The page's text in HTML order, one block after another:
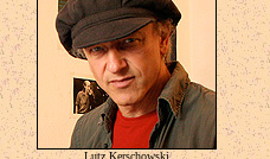
Lutz Kerschowski